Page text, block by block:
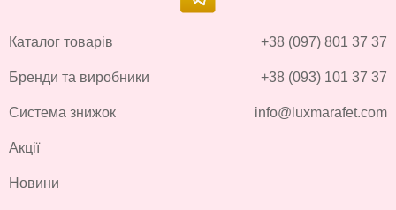
Каталог товарів
Бренди та виробники
Система знижок
Акції
Новини
+38 (097) 801 37 37
+38 (093) 101 37 37
info@luxmarafet.com